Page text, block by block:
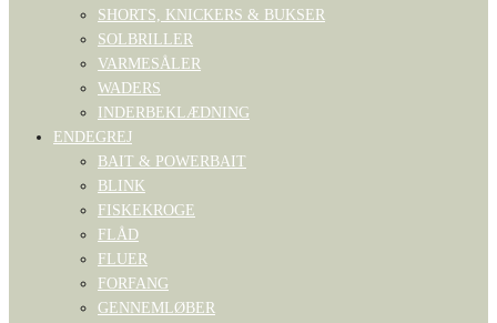
SHORTS, KNICKERS & BUKSER
SOLBRILLER
VARMESÅLER
WADERS
INDERBEKLÆDNING
ENDEGREJ
BAIT & POWERBAIT
BLINK
FISKEKROGE
FLÅD
FLUER
FORFANG
GENNEMLØBER